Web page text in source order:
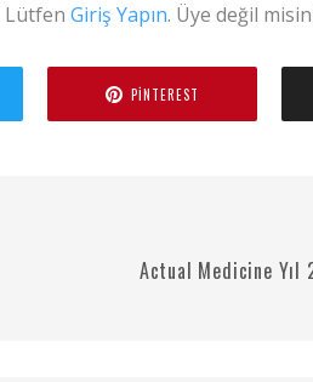
Lütfen Giriş Yapın. Üye değil
PINTEREST
Actual Medicine Yıl